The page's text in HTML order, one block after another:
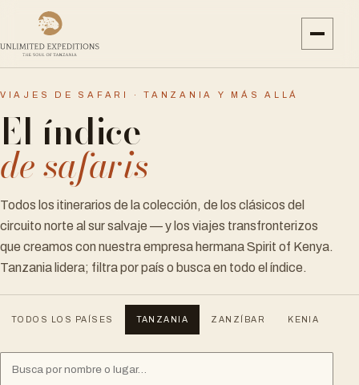
VIAJES DE SAFARI · TANZANIA Y MÁS ALLÁ
El índice
de safaris
Todos los itinerarios de la colección, de los clásicos del
circuito norte al sur salvaje — y los viajes transfronterizos
que creamos con nuestra empresa hermana Spirit of Kenya.
Tanzania lidera; filtra por país o busca en todo el índice.
TODOS LOS PAÍSES TANZANIA ZANZÍBAR KENIA